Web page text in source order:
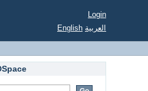
FRUTOS DE
Login
English العربية